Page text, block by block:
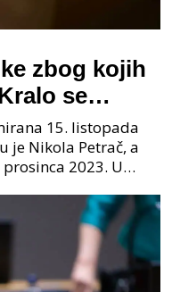
zbog kojih
se
vlade biti
15. listopada
je Nikola Petrač, a
2023. U